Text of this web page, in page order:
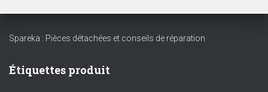
Spareka : Pièces détachées et conseils de réparation
Étiquettes produit